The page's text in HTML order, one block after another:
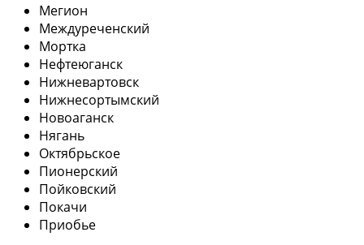
Мегион
Междуреченский
Мортка
Нефтеюганск
Нижневартовск
Нижнесортымский
Новоаганск
Нягань
Октябрьское
Пионерский
Пойковский
Покачи
Приобье